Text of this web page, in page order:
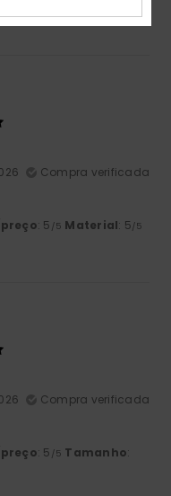
: 5/5
Compra verificada
: 5 /5 Material: 5/5
Compra verificada
: 5 /5 Tamanho: